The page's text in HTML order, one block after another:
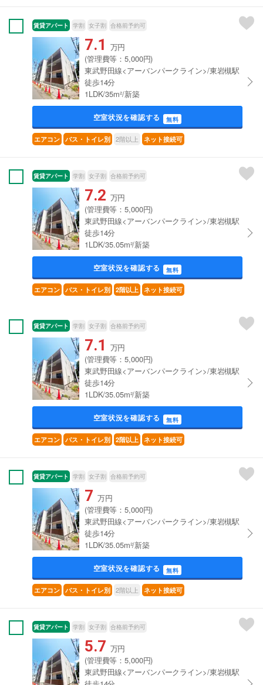
賃貸アパート 学割 女子割 合格前予約可
7.1 万円
(管理費等：5,000円)
東武野田線<アーバンパークライン>/東岩槻駅
徒歩14分
1LDK/35m²/新築
空室状況を確認する 無料
エアコン バス・トイレ別 2階以上 ネット接続可
賃貸アパート 学割 女子割 合格前予約可
7.2 万円
(管理費等：5,000円)
東武野田線<アーバンパークライン>/東岩槻駅
徒歩14分
1LDK/35.05m²/新築
空室状況を確認する 無料
エアコン バス・トイレ別 2階以上 ネット接続可
賃貸アパート 学割 女子割 合格前予約可
7.1 万円
(管理費等：5,000円)
東武野田線<アーバンパークライン>/東岩槻駅
徒歩14分
1LDK/35.05m²/新築
空室状況を確認する 無料
エアコン バス・トイレ別 2階以上 ネット接続可
賃貸アパート 学割 女子割 合格前予約可
7 万円
(管理費等：5,000円)
東武野田線<アーバンパークライン>/東岩槻駅
徒歩14分
1LDK/35.05m²/新築
空室状況を確認する 無料
エアコン バス・トイレ別 2階以上 ネット接続可
賃貸アパート 学割 女子割 合格前予約可
5.7 万円
(管理費等：5,000円)
東武野田線<アーバンパークライン>/東岩槻駅